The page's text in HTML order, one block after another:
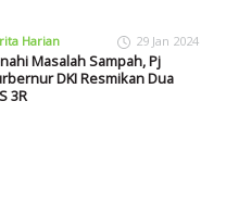
Harian 29 Jan 2024
Masalah Sampah, Pj
DKI Resmikan Dua
3R